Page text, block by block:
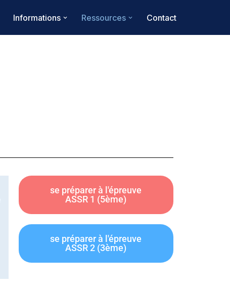
Informations Ressources Contact
se préparer à l'épreuve
ASSR 1 (5ème)
se préparer à l'épreuve
ASSR 2 (3ème)